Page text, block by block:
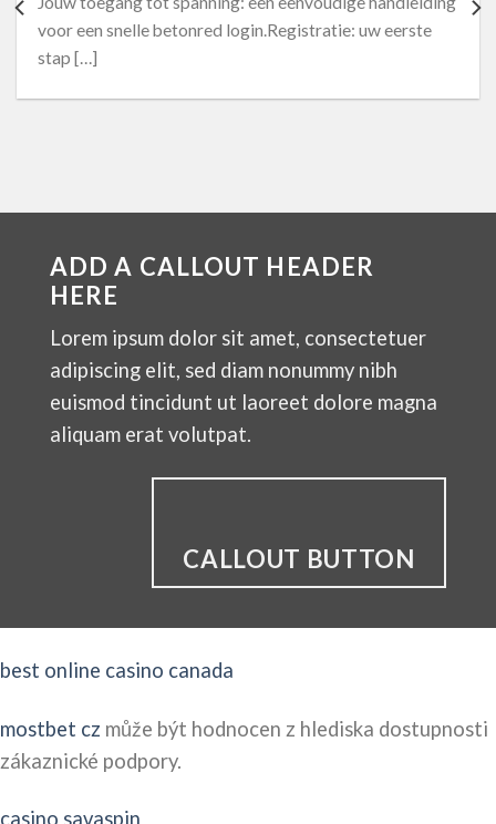
voor een snelle betonred login.Registratie: uw eerste
stap […]
ADD A CALLOUT HEADER
HERE
Lorem ipsum dolor sit amet, consectetuer
adipiscing elit, sed diam nonummy nibh
euismod tincidunt ut laoreet dolore magna
aliquam erat volutpat.
CALLOUT BUTTON
best online casino canada
mostbet cz může být hodnocen z hlediska dostupnosti
zákaznické podpory.
casino savaspin